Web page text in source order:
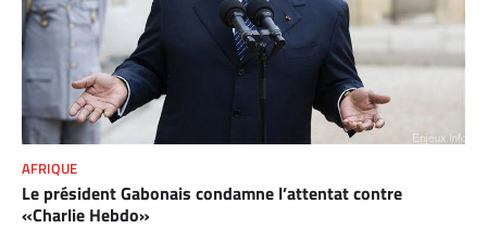
AFRIQUE
Le président Gabonais condamne l’attentat contre
«Charlie Hebdo»